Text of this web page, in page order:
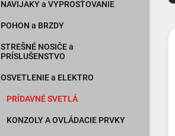
NAVIJAKY a VYPROSŤOVANIE
POHON a BRZDY
STREŠNÉ NOSIČE a
PRÍSLUŠENSTVO
OSVETLENIE a ELEKTRO
PRÍDAVNÉ SVETLÁ
KONZOLY A OVLÁDACIE PRVKY